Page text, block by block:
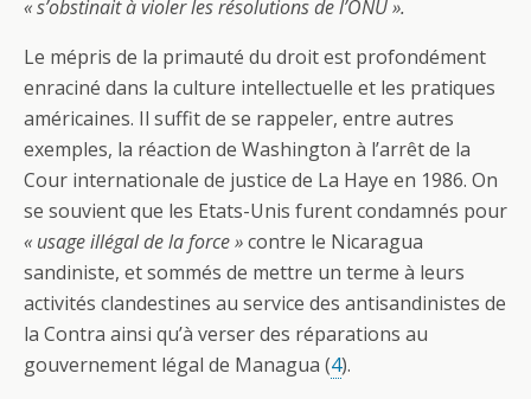
« s’obstinait à violer les résolutions de l’ONU ».
Le mépris de la primauté du droit est profondément
enraciné dans la culture intellectuelle et les pratiques
américaines. Il suffit de se rappeler, entre autres
exemples, la réaction de Washington à l’arrêt de la
Cour internationale de justice de La Haye en 1986. On
se souvient que les Etats-Unis furent condamnés pour
« usage illégal de la force »contre le Nicaragua
sandiniste, et sommés de mettre un terme à leurs
activités clandestines au service des antisandinistes de
la Contra ainsi qu’à verser des réparations au
gouvernement légal de Managua (4).